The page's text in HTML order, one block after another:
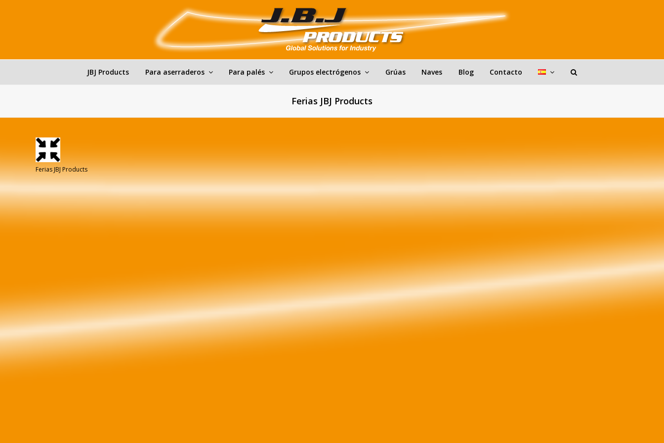
JBJ Products Para aserraderos Para palés Grupos electrógenos Grúas Naves Blog Contacto
Ferias JBJ Products
Ferias JBJ Products